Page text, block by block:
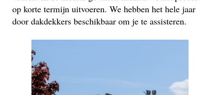
op korte termijn uitvoeren. We hebben het hele jaar
door dakdekkers beschikbaar om je te assisteren.